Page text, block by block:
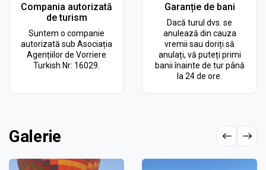
Compania autorizată
de turism
Suntem o companie
autorizată sub Asociația
Agențiilor de Vorriere
Turkish Nr: 16029.
Garanție de bani
Dacă turul dvs. se
anulează din cauza
vremii sau doriți să
anulați, vă puteți primi
banii înainte de tur până
la 24 de ore.
Galerie